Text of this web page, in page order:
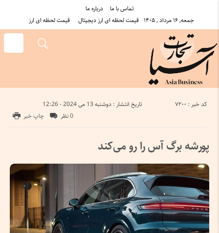
درباره ما
تماس با ما
جمعه, ۱۶ مرداد , ۱۴۰۵
قیمت لحظه ای ارز دیجیتال قیمت لحظه ای ارز
تاریخ انتشار : دوشنبه 13 می 2024 - 12:26 کد خبر : 7200
چاپ خبر 0 نظر
پورشه برگ آس را رو می‌کند